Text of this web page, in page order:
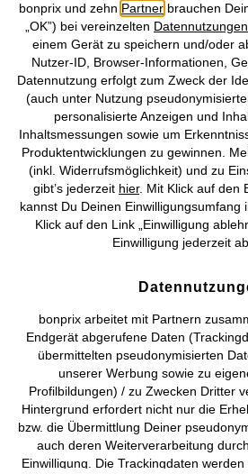
Preisangaben inkl. gesetzl. MwSt.
Versandkosten
Datenschutz
Vertrag
©2026 bonprix.Alle Rechte
bonprix und zehn Partner brauchen
„OK”) bei vereinzelten Datennutzungen
einem Gerät zu speichern und/oder
Nutzer-ID, Browser-Informationen,
Datennutzung erfolgt zum Zweck der
(auch unter Nutzung
personalisierte Anzeigen und
Inhaltsmessungen sowie um
Produktentwicklungen zu gewinnen.
(inkl. Widerrufsmöglichkeit) und zu
gibt’s jederzeit hier. Mit Klick auf den
kannst Du Deinen Einwilligungsumfang
Klick auf den Link „Einwilligung
Einwilligung jederzeit
bonprix arbeitet mit Partnern
Endgerät abgerufene Daten
übermittelten pseudonymisierten
unserer Werbung sowie zu
Profilbildungen) / zu Zwecken Dritter
Hintergrund erfordert nicht nur die
bzw. die Übermittlung Deiner
auch deren Weiterverarbeitung
Einwilligung. Die Trackingdaten